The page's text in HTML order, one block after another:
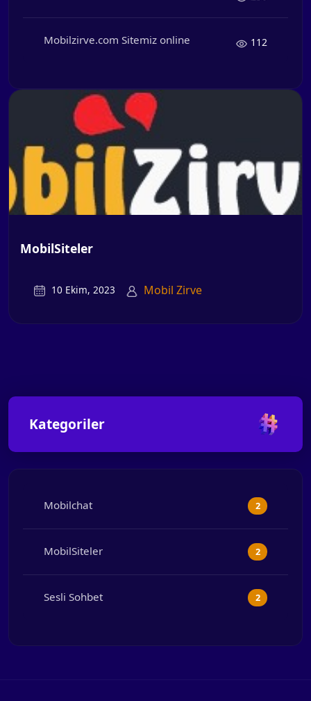
Mobilzirve.com Sitemiz online 112
MobilSiteler
10 Ekim, 2023 Mobil Zirve
Kategoriler
Mobilchat 2
MobilSiteler 2
Sesli Sohbet 2